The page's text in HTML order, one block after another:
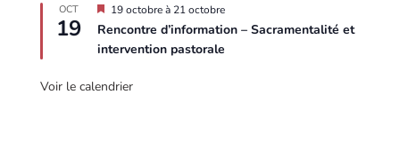
e
t
e
OCT
19
E
v
e
e
t
19 octobreà 21 octobre
Rencontre d’information – Sacramentalité et
intervention pastorale
Voir le calendrier